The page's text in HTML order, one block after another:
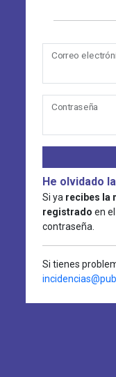
Correo
Contraseña
He olvidado
Si ya recibes la
registrado en
contraseña.
Si tienes